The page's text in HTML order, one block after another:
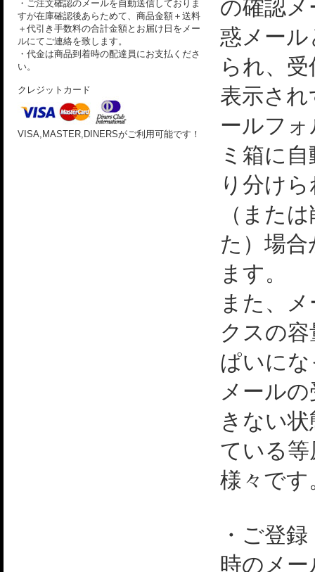
・ご注文確認のメールを自動送信しておりま
すが在庫確認後あらためて、商品金額＋送料
＋代引き手数料の合計金額とお届け日をメー
ルにてご連絡を致します。
・代金は商品到着時の配達員にお支払くださ
い。
クレジットカード
VISA,MASTER,DINERSがご利用可能です！
の確認
惑メー
られ、
表示さ
ールフ
ミ箱に
り分け
（また
た）場
ます。
また、
クスの
ぱいに
メール
きない
ている
様々です
・ご登
時のメ